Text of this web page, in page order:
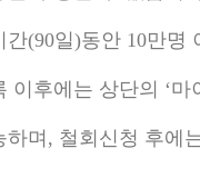
간(90일)동안 10만명
이후에는 상단의 ‘
하며, 철회신청 후에